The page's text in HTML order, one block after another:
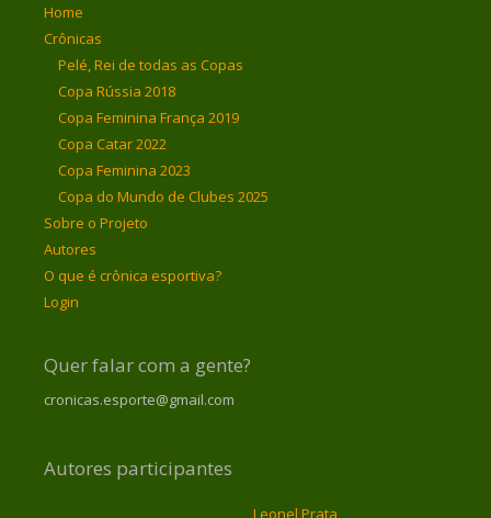
Home
Crônicas
Pelé, Rei de todas as Copas
Copa Rússia 2018
Copa Feminina França 2019
Copa Catar 2022
Copa Feminina 2023
Copa do Mundo de Clubes 2025
Sobre o Projeto
Autores
O que é crônica esportiva?
Login
Quer falar com a gente?
cronicas.esporte@gmail.com
Autores participantes
Leonel Prata